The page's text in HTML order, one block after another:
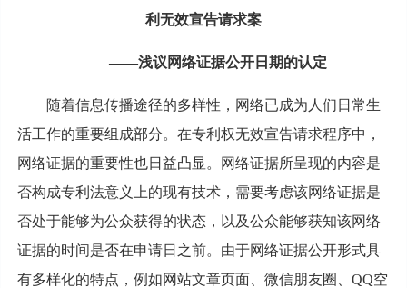
利无效宣告请求案
——浅议网络证据公开日期的认定
随着信息传播途径的多样性，网络已成为人们日常生
活工作的重要组成部分。在专利权无效宣告请求程序中，
网络证据的重要性也日益凸显。网络证据所呈现的内容是
否构成专利法意义上的现有技术，需要考虑该网络证据是
否处于能够为公众获得的状态，以及公众能够获知该网络
证据的时间是否在申请日之前。由于网络证据公开形式具
有多样化的特点，例如网站文章页面、微信朋友圈、QQ空